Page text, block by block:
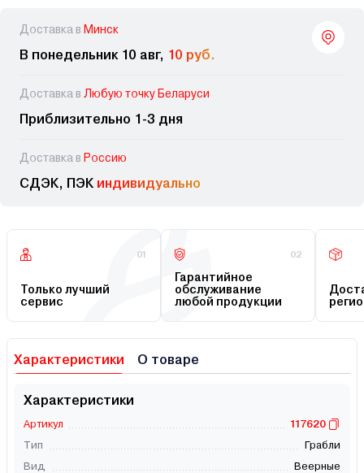
Доставка в Минск
В понедельник 10 авг, 10 руб.
Доставка в Любую точку Беларуси
Приблизительно 1-3 дня
Доставка в Россию
СДЭК, ПЭК индивидуально
01
Только лучший
сервис
02
Гарантийное
обслуживание
любой продукции
Характеристики О товаре
Характеристики
Артикул
117620
Тип
Грабли
Вид
Веерные